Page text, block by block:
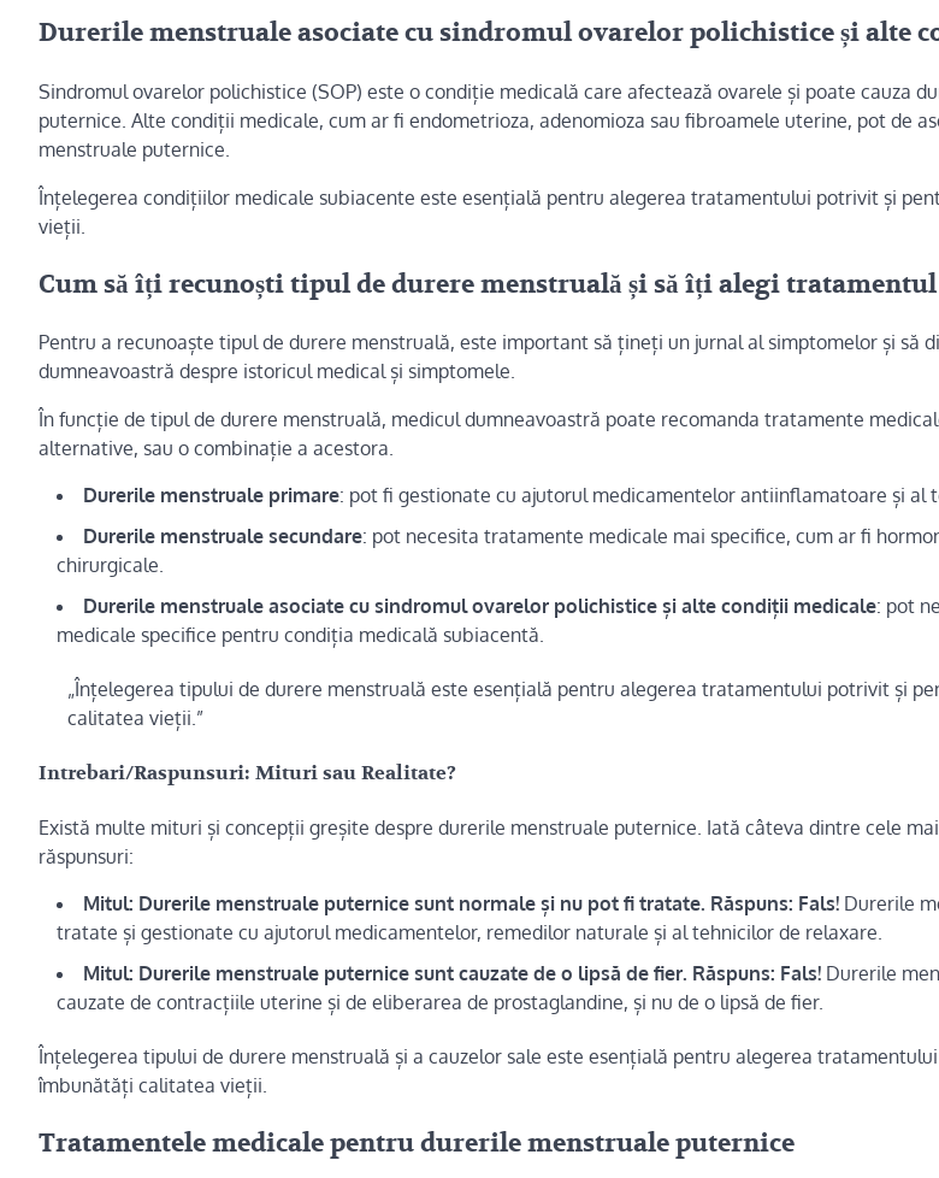
Durerile menstruale asociate cu sindromul ovarelor polichistice și alte
Sindromul ovarelor polichistice (SOP) este o condiție medicală care afectează ovarele și poate cauza
puternice. Alte condiții medicale, cum ar fi endometrioza, adenomioza sau fibroamele uterine, pot de
menstruale puternice.
Înțelegerea condițiilor medicale subiacente este esențială pentru alegerea tratamentului potrivit și
vieții.
Cum să îți recunoști tipul de durere menstruală și să îți alegi
Pentru a recunoaște tipul de durere menstruală, este important să țineți un jurnal al simptomelor și să
dumneavoastră despre istoricul medical și simptomele.
În funcție de tipul de durere menstruală, medicul dumneavoastră poate recomanda tratamente
alternative, sau o combinație a acestora.
Durerile menstruale primare: pot fi gestionate cu ajutorul medicamentelor antiinflamatoare și al
Durerile menstruale secundare: pot necesita tratamente medicale mai specifice, cum ar fi
chirurgicale.
Durerile menstruale asociate cu sindromul ovarelor polichistice și alte condiții medicale: pot
medicale specifice pentru condiția medicală subiacentă.
„Înțelegerea tipului de durere menstruală este esențială pentru alegerea tratamentului potrivit și
calitatea vieții.”
Intrebari/Raspunsuri: Mituri sau Realitate?
Există multe mituri și concepții greșite despre durerile menstruale puternice. Iată câteva dintre cele
răspunsuri:
Mitul: Durerile menstruale puternice sunt normale și nu pot fi tratate. Răspuns: Fals! Durerile
tratate și gestionate cu ajutorul medicamentelor, remedilor naturale și al tehnicilor de relaxare.
Mitul: Durerile menstruale puternice sunt cauzate de o lipsă de fier. Răspuns: Fals! Durerile
cauzate de contracțiile uterine și de eliberarea de prostaglandine, și nu de o lipsă de fier.
Înțelegerea tipului de durere menstruală și a cauzelor sale este esențială pentru alegerea
îmbunătăți calitatea vieții.
Tratamentele medicale pentru durerile menstruale puternice